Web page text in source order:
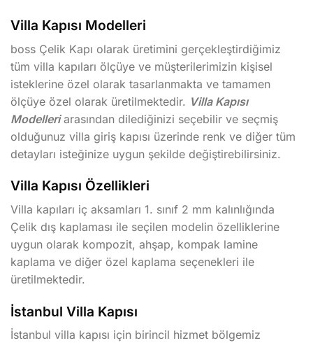
Villa Kapısı Modelleri
boss Çelik Kapı olarak üretimini gerçekleştirdiğimiz
tüm villa kapıları ölçüye ve müşterilerimizin kişisel
isteklerine özel olarak tasarlanmakta ve tamamen
ölçüye özel olarak üretilmektedir. Villa Kapısı
Modelleriarasından dilediğinizi seçebilir ve seçmiş
olduğunuz villa giriş kapısı üzerinde renk ve diğer tüm
detayları isteğinize uygun şekilde değiştirebilirsiniz.
Villa Kapısı Özellikleri
Villa kapıları iç aksamları 1. sınıf 2 mm kalınlığında
Çelik dış kaplaması ile seçilen modelin özelliklerine
uygun olarak kompozit, ahşap, kompak lamine
kaplama ve diğer özel kaplama seçenekleri ile
üretilmektedir.
İstanbul Villa Kapısı
İstanbul villa kapısı için birincil hizmet bölgemiz